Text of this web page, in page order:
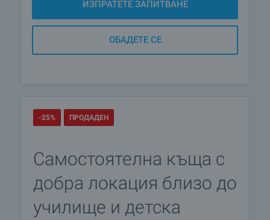
ИЗПРАТЕТЕ ЗАПИТВАНЕ
ОБАДЕТЕ СЕ
-25% ПРОДАДЕН
Самостоятелна къща с
добра локация близо до
училище и детска